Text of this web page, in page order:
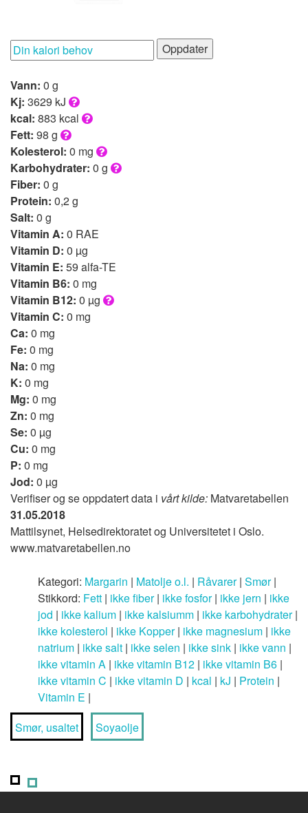
Oppdater
Vann: 0 g
Kj: 3629 kJ
kcal: 883 kcal
Fett: 98 g
Kolesterol: 0 mg
Karbohydrater: 0 g
Fiber: 0 g
Protein: 0,2 g
Salt: 0 g
Vitamin A: 0 RAE
Vitamin D: 0 µg
Vitamin E: 59 alfa-TE
Vitamin B6: 0 mg
Vitamin B12: 0 µg
Vitamin C: 0 mg
Ca: 0 mg
Fe: 0 mg
Na: 0 mg
K: 0 mg
Mg: 0 mg
Zn: 0 mg
Se: 0 µg
Cu: 0 mg
P: 0 mg
Jod: 0 µg
Verifiser og se oppdatert data i vårt kilde: Matvaretabellen
31.05.2018
Mattilsynet, Helsedirektoratet og Universitetet i Oslo.
www.matvaretabellen.no
Kategori: Margarin | Matolje o.l. | Råvarer| Smør|
Stikkord: Fett | ikke fiber| ikke fosfor| ikke jern | ikke
jod | ikke kalium | ikke kalsiumm | ikke karbohydrater|
ikke kolesterol | ikke Kopper| ikke magnesium | ikke
natrium | ikke salt | ikke selen | ikke sink | ikke vann |
ikke vitamin A | ikke vitamin B12 | ikke vitamin B6 |
ikke vitamin C | ikke vitamin D | kcal | kJ | Protein |
Vitamin E |
Smør, usaltet
Soyaolje